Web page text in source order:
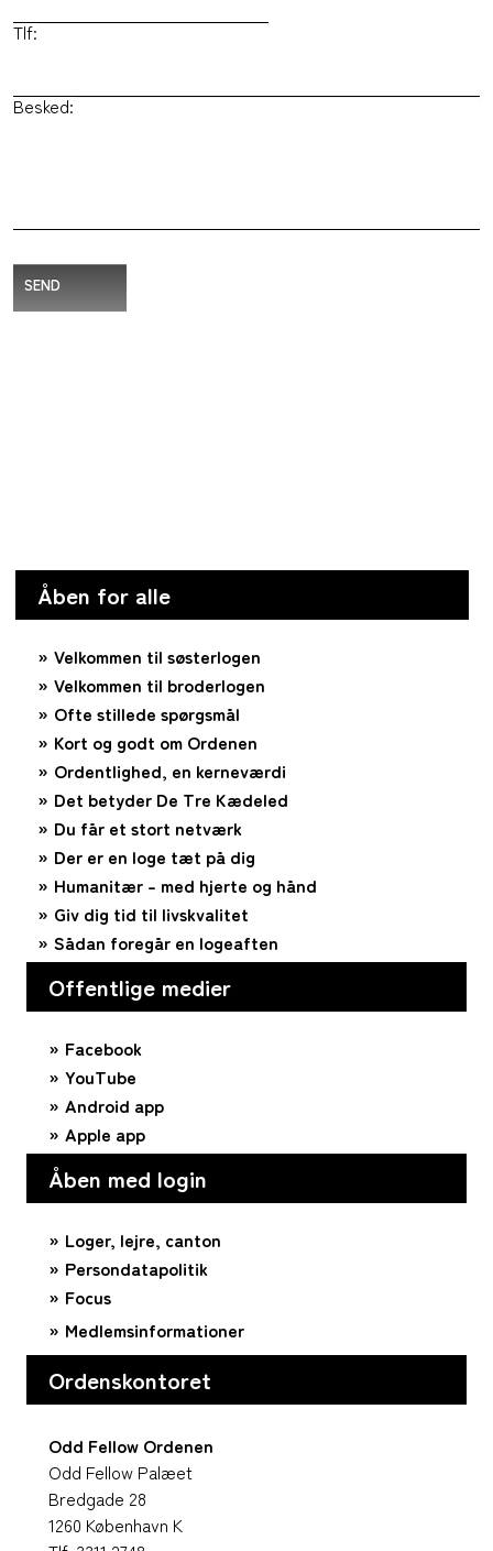
Tlf:
Besked:
SEND
Åben for alle
Velkommen til søsterlogen
Velkommen til broderlogen
Ofte stillede spørgsmål
Kort og godt om Ordenen
Ordentlighed, en kerneværdi
Det betyder De Tre Kædeled
Du får et stort netværk
Der er en loge tæt på dig
Humanitær – med hjerte og hånd
Giv dig tid til livskvalitet
Sådan foregår en logeaften
Offentlige medier
Facebook
YouTube
Android app
Apple app
Åben med login
Loger, lejre, canton
Persondatapolitik
Focus
Medlemsinformationer
Ordenskontoret
Odd Fellow Ordenen
Odd Fellow Palæet
Bredgade 28
1260 København K